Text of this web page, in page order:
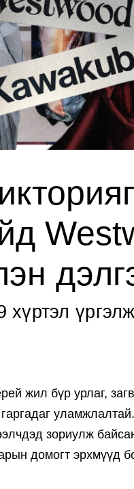
жил бүр урлаг,
гаргадаг
зориулж
домогт эрхмүүд